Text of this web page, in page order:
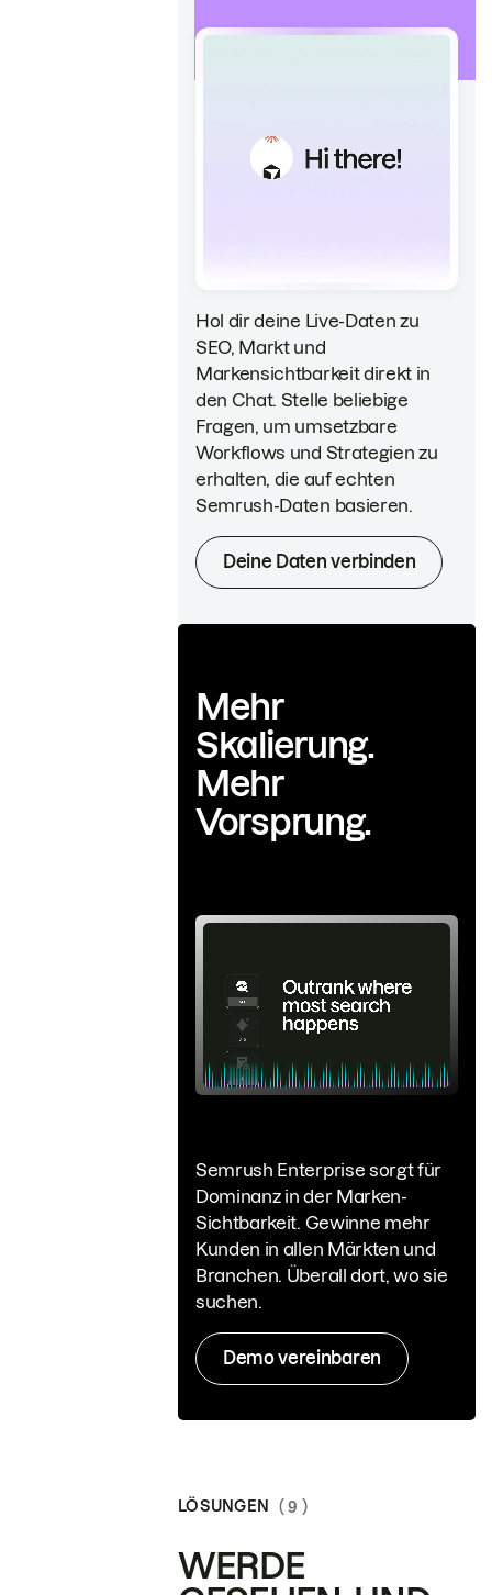
Hol dir deine Live-Daten zu
SEO, Markt und
Markensichtbarkeit direkt in
den Chat. Stelle beliebige
Fragen, um umsetzbare
Workflows und Strategien zu
erhalten, die auf echten
Semrush-Daten basieren.
Deine Daten verbinden
Mehr
Skalierung.
Mehr
Vorsprung.
Semrush Enterprise sorgt für
Dominanz in der Marken-
Sichtbarkeit. Gewinne mehr
Kunden in allen Märkten und
Branchen. Überall dort, wo sie
suchen.
Demo vereinbaren
LÖSUNGEN ( 9 )
WERDE